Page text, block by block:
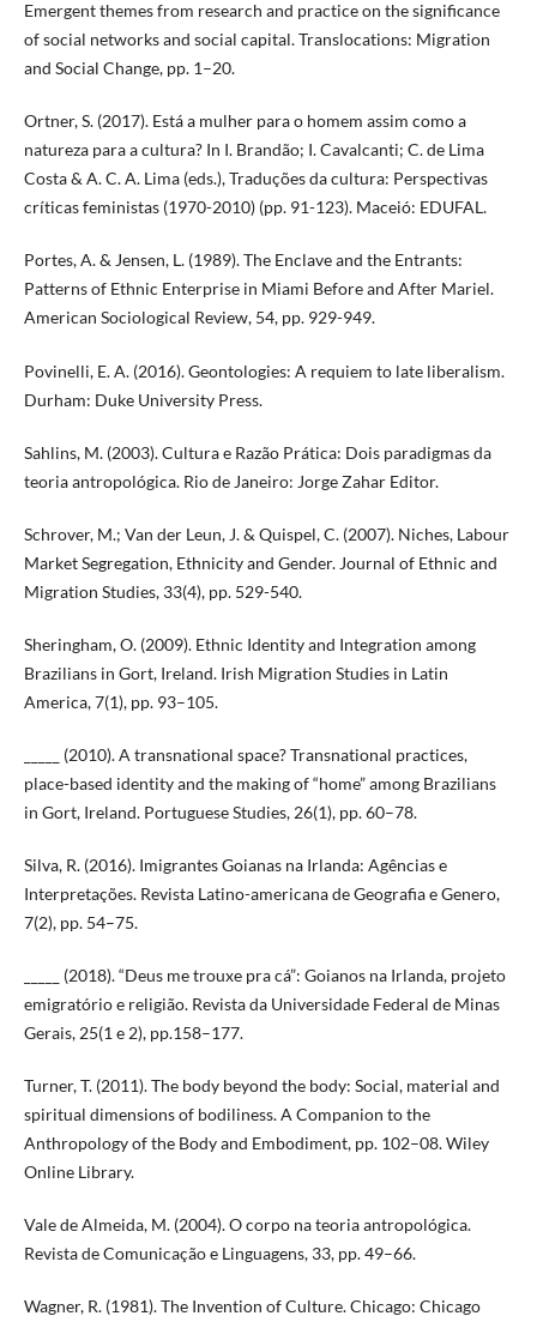
Emergent themes from research and practice on the significance
of social networks and social capital. Translocations: Migration
and Social Change, pp. 1–20.
Ortner, S. (2017). Está a mulher para o homem assim como a
natureza para a cultura? In I. Brandão; I. Cavalcanti; C. de Lima
Costa & A. C. A. Lima (eds.), Traduções da cultura: Perspectivas
críticas feministas (1970-2010) (pp. 91-123). Maceió: EDUFAL.
Portes, A. & Jensen, L. (1989). The Enclave and the Entrants:
Patterns of Ethnic Enterprise in Miami Before and After Mariel.
American Sociological Review, 54, pp. 929-949.
Povinelli, E. A. (2016). Geontologies: A requiem to late liberalism.
Durham: Duke University Press.
Sahlins, M. (2003). Cultura e Razão Prática: Dois paradigmas da
teoria antropológica. Rio de Janeiro: Jorge Zahar Editor.
Schrover, M.; Van der Leun, J. & Quispel, C. (2007). Niches, Labour
Market Segregation, Ethnicity and Gender. Journal of Ethnic and
Migration Studies, 33(4), pp. 529-540.
Sheringham, O. (2009). Ethnic Identity and Integration among
Brazilians in Gort, Ireland. Irish Migration Studies in Latin
America, 7(1), pp. 93–105.
_____ (2010). A transnational space? Transnational practices,
place-based identity and the making of “home” among Brazilians
in Gort, Ireland. Portuguese Studies, 26(1), pp. 60–78.
Silva, R. (2016). Imigrantes Goianas na Irlanda: Agências e
Interpretações. Revista Latino-americana de Geografia e Genero,
7(2), pp. 54–75.
_____ (2018). “Deus me trouxe pra cá”: Goianos na Irlanda, projeto
emigratório e religião. Revista da Universidade Federal de Minas
Gerais, 25(1 e 2), pp.158–177.
Turner, T. (2011). The body beyond the body: Social, material and
spiritual dimensions of bodiliness. A Companion to the
Anthropology of the Body and Embodiment, pp. 102–08. Wiley
Online Library.
Vale de Almeida, M. (2004). O corpo na teoria antropológica.
Revista de Comunicação e Linguagens, 33, pp. 49–66.
Wagner, R. (1981). The Invention of Culture. Chicago: Chicago